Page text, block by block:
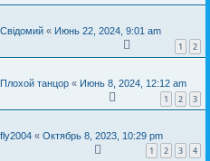
Свідомий « Июнь 22, 2024, 9:01 am
1 2
Плохой танцор « Июнь 8, 2024, 12:12 am
1 2 3
fly2004 « Октябрь 8, 2023, 10:29 pm
1 2 3 4